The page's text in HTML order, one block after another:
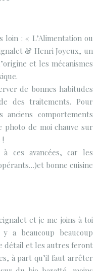
: « L’Alimentation ou
& Henri Joyeux, un
et les mécanismes
de bonnes habitudes
des traitements. Pour
comportements
photo de moi chauve sur
ces avancées, car les
bonne cuisine
et je me joins à toi
a beaucoup beaucoup
détail et les autres feront
à part qu’il faut arrêter